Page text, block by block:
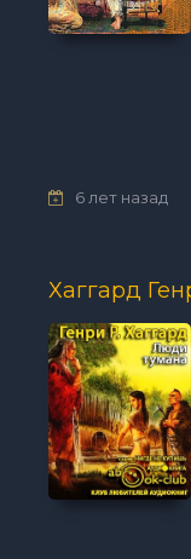
6 лет назад
Хаггард